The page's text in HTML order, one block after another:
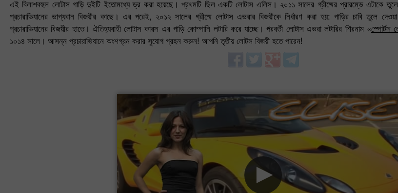
এই বিলাশবহুল লোটাস গাড়ি দুইটি ইতোমধ্যে ড্র করা হয়েছে। প্রথমটি ছিল একটি লোটাস এলিস। ২০১১ সালের গ্রীষ্মের প্রারম্ভে এটাকে
প্রচারাভিযানের ভাগ্যবান বিজয়ীর কাছে। এর পরেই, ২০১২ সালের গ্রীষ্মে লোটাস এভরার বিজয়ীকে নির্ধারণ করা হয়: গাড়ির চাবি তুলে
প্রচারাভিযানের বিজয়ীর হাতে। ঐতিহ্যবাহী লোটাস কারস এর গাড়ি কোম্পানি লটারি করে যাচ্ছে। পরবর্তী লোটাস এভরা লটারির শিরনাম «স্পোর্টস
১০১৪ সালে। আসন্ন প্রচারাভিযানে অংশগ্রন করার সুযোগ গ্রহন করুন! আপনি তৃতীয় লোটস বিজয়ী হতে পারেন!